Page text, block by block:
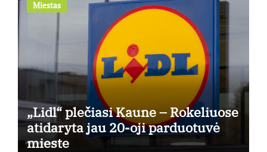
Miestas
„Lidl“ plečiasi Kaune – Rokeliuose
atidaryta jau 20-oji parduotuvė
mieste